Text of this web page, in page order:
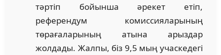
тәртіп бойынша әрекет етіп,
референдум комиссияларының
төрағаларының атына арыздар
жолдады. Жалпы, біз 9,5 мың учаскедегі